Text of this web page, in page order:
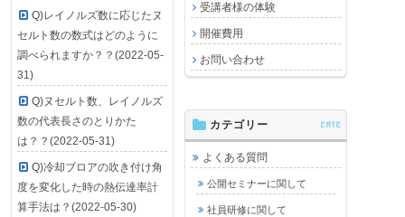
受講者様の体験
開催費用
お問い合わせ
Q)レイノルズ数に応じたヌ
セルト数の数式はどのように
調べられますか？？(2022-05-
31)
Q)ヌセルト数、レイノルズ
数の代表長さのとりかた
は？？(2022-05-31)
Q)冷却ブロアの吹き付け角
度を変化した時の熱伝達率計
算手法は？(2022-05-30)
カテゴリー CATE
よくある質問
公開セミナーに関して
社員研修に関して